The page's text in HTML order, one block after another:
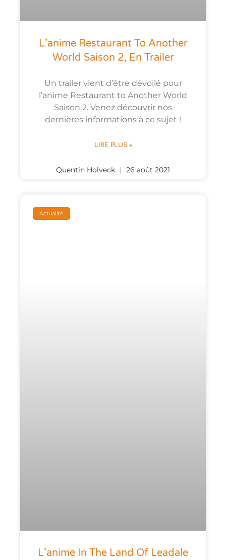
L’anime Restaurant To Another
World Saison 2, En Trailer
Un trailer vient d’être dévoilé pour
l’anime Restaurant to Another World
Saison 2. Venez découvrir nos
dernières informations à ce sujet !
LIRE PLUS »
Quentin Holveck 26 août 2021
Actualité
L’anime In The Land Of Leadale